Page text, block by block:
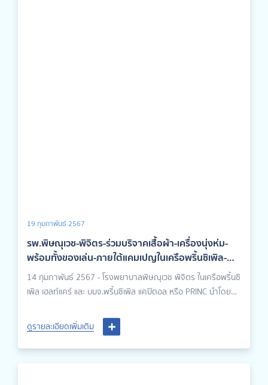
19 กุมภาพันธ์ 2567
รพ.พิษณุเวช-พิจิตร-ร่วมบริจาคเสื้อผ้า-เครื่องนุ่งห่ม-
พร้อมทั้งของเล่น-ภายใต้แคมเปญในเครือพริ้นซิเพิล-
เฮลท์แคร์-“พริ้นซ์ปันสุข”
14 กุมภาพันธ์ 2567 - โรงพยาบาลพิษณุเวช พิจิตร ในเครือพริ้นซิ
เพิล เฮลท์แคร์ และ บมจ.พริ้นซิเพิล แคปิตอล หรือ PRINC นำโดย
บริจาคเสื้อผ้า เครื่องนุ่งห่ม พร้อมทั้งของเล่น ภายใต้แคมเปญใน
เครือพริ้นซิเพิล เฮลท์แคร์ “พริ้นซ์ปันสุข” และเข้าพบ คุณปิยนาฏ
เสงี่ยมศักดิ์ พัฒนาสังคมและความมั่นคงของมนุษย์จังหวัดพิจิตร
ดูรายละเอียดเพิ่มเติม